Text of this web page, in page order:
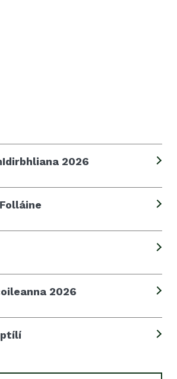
2026
2026